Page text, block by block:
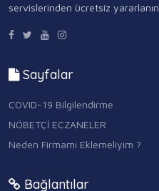
servislerinden ücretsiz yararlanın.
Sayfalar
COVID-19 Bilgilendirme
NÖBETÇİ ECZANELER
Neden Firmamı Eklemeliyim ?
Bağlantılar